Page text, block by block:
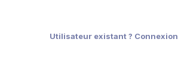
Utilisateur existant ? Connexion